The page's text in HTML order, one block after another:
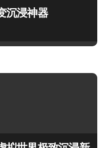
沉浸神器